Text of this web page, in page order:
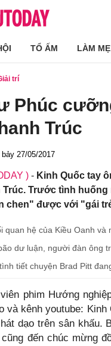
TỔ ẤM LÀM MẸ
trí
Phúc
Trúc
27/05/2017
) - Kinh Quốc tay
Trúc. Trước tình
chen" được với "gái
quan hệ của Kiều Oanh và
dư luận, người đàn ông
tiết chuyện Brad Pitt
phim Hướng
và kênh youtube:
dạo trên sân khấu.
đến chúc mừng